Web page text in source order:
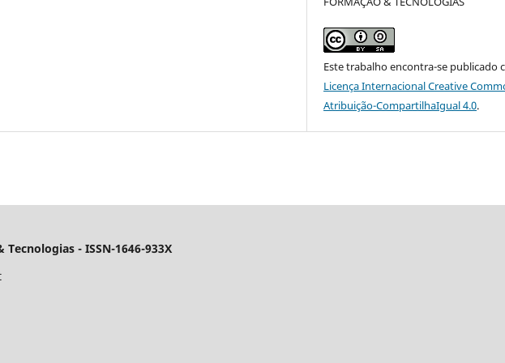
Este trabalho encontra-se publicado
Licença Internacional Creative
Atribuição-CompartilhaIgual 4.0.
Tecnologias - ISSN-1646-933X